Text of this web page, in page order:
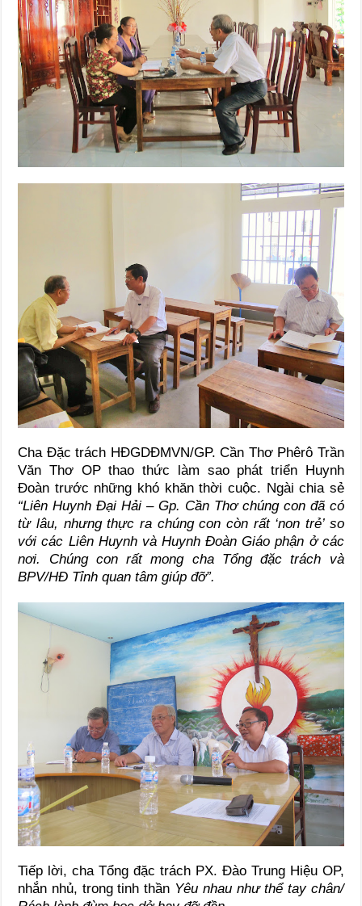
Cha Đặc trách HĐGDĐMVN/GP. Cần Thơ Phêrô Trần
Văn Thơ OP thao thức làm sao phát triển Huynh
Đoàn trước những khó khăn thời cuộc. Ngài chia sẻ
“Liên Huynh Đại Hải – Gp. Cần Thơ chúng con đã có
từ lâu, nhưng thực ra chúng con còn rất ‘non trẻ’ so
với các Liên Huynh và Huynh Đoàn Giáo phận ở các
nơi. Chúng con rất mong cha Tổng đặc trách và
BPV/HĐ Tỉnh quan tâm giúp đỡ”.
Tiếp lời, cha Tổng đặc trách PX. Đào Trung Hiệu OP,
nhắn nhủ, trong tinh thần Yêu nhau như thể tay chân/